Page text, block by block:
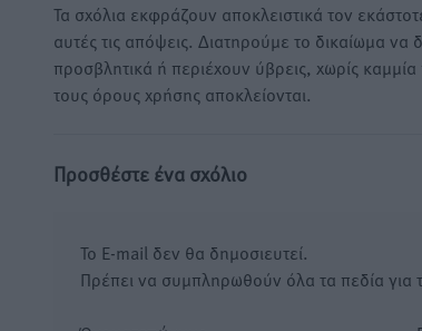
Τα σχόλια εκφράζουν αποκλειστικά τον
αυτές τις απόψεις. Διατηρούμε το δικαίωμα
προσβλητικά ή περιέχουν ύβρεις, χωρίς
τους όρους χρήσης αποκλείονται.
Προσθέστε ένα σχόλιο
Το E-mail δεν θα δημοσιευτεί.
Πρέπει να συμπληρωθούν όλα τα πεδία για